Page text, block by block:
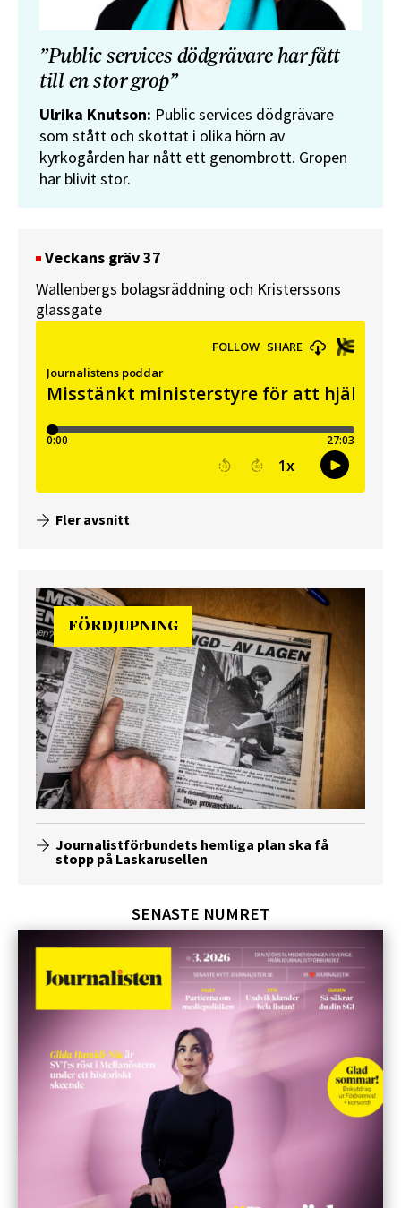
”Public services dödgrävare har fått
till en stor grop”
Ulrika Knutson: Public services dödgrävare
som stått och skottat i olika hörn av
kyrkogården har nått ett genombrott. Gropen
har blivit stor.
Veckans gräv 37
Wallenbergs bolagsräddning och Kristerssons
glassgate
Fler avsnitt
FÖRDJUPNING
Journalistförbundets hemliga plan ska få
stopp på Laskarusellen
SENASTE NUMRET